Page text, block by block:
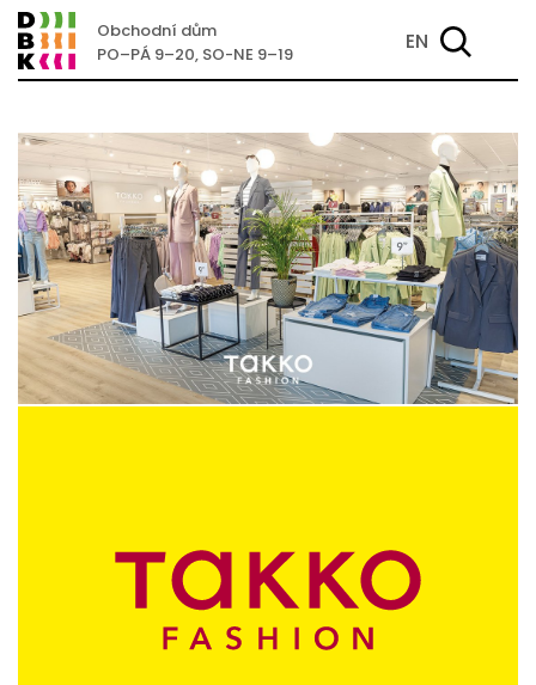
Obchodní dům
PO–PÁ 9–20, SO-NE 9–19
EN